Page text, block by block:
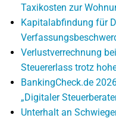
Taxikosten zur
Kapitalabfindung für
Verlustverrechnung
Steuererlass trotz
BankingCheck.de
„Digitaler
Unterhalt an